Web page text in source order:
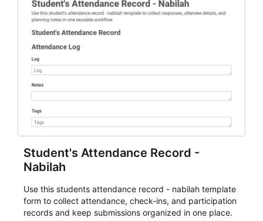
Student's Attendance Record -
Nabilah
Use this students attendance record - nabilah template
form to collect attendance, check-ins, and participation
records and keep submissions organized in one place.